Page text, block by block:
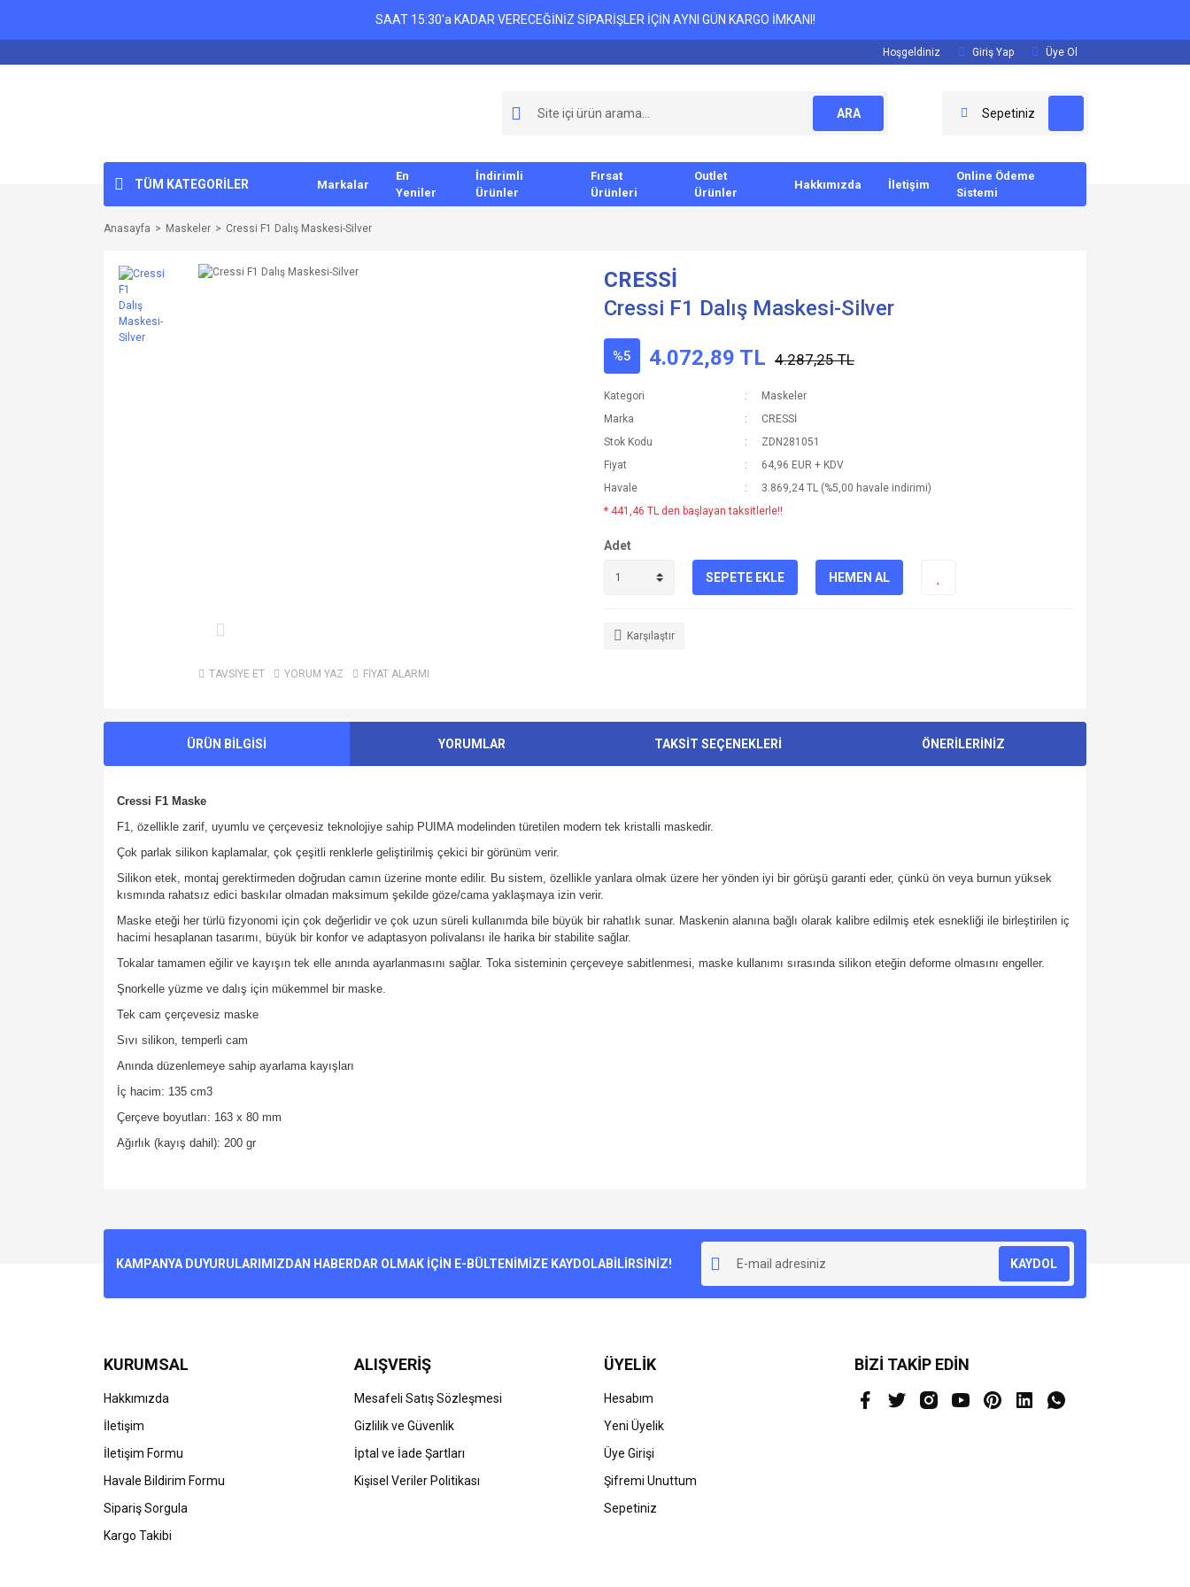
SAAT 15:30'a KADAR VERECEĞİNİZ SİPARİŞLER İÇİN AYNI GÜN KARGO İMKANI!
Hoşgeldiniz Giriş Yap Üye Ol
ARA Sepetiniz
TÜM KATEGORİLER Markalar
En
Yeniler
İndirimli
Ürünler
Fırsat
Ürünleri
Outlet
Ürünler
Hakkımızda İletişim
Online Ödeme
Sistemi
Anasayfa Maskeler Cressi F1 Dalış Maskesi-Silver
TAVSİYE ET YORUM YAZ FİYAT ALARMI
CRESSİ
Cressi F1 Dalış Maskesi-Silver
%5 4.072,89 TL 4.287,25 TL
Kategori
Maskeler
Marka
CRESSİ
Stok Kodu
ZDN281051
Fiyat
64,96 EUR + KDV
Havale
3.869,24 TL (%5,00 havale indirimi)
* 441,46 TL den başlayan taksitlerle!!
Adet
SEPETE EKLE HEMEN AL
Karşılaştır
ÜRÜN BİLGİSİ YORUMLAR TAKSİT SEÇENEKLERİ ÖNERİLERİNİZ
Cressi F1 Maske
F1, özellikle zarif, uyumlu ve çerçevesiz teknolojiye sahip PUIMA modelinden türetilen modern tek kristalli maskedir.
Çok parlak silikon kaplamalar, çok çeşitli renklerle geliştirilmiş çekici bir görünüm verir.
Silikon etek, montaj gerektirmeden doğrudan camın üzerine monte edilir. Bu sistem, özellikle yanlara olmak üzere her yönden iyi bir görüşü garanti eder, çünkü ön veya burnun yüksek
kısmında rahatsız edici baskılar olmadan maksimum şekilde göze/cama yaklaşmaya izin verir.
Maske eteği her türlü fizyonomi için çok değerlidir ve çok uzun süreli kullanımda bile büyük bir rahatlık sunar. Maskenin alanına bağlı olarak kalibre edilmiş etek esnekliği ile birleştirilen iç
hacimi hesaplanan tasarımı, büyük bir konfor ve adaptasyon polivalansı ile harika bir stabilite sağlar.
Tokalar tamamen eğilir ve kayışın tek elle anında ayarlanmasını sağlar. Toka sisteminin çerçeveye sabitlenmesi, maske kullanımı sırasında silikon eteğin deforme olmasını engeller.
Şnorkelle yüzme ve dalış için mükemmel bir maske.
Tek cam çerçevesiz maske
Sıvı silikon, temperli cam
Anında düzenlemeye sahip ayarlama kayışları
İç hacim: 135 cm3
Çerçeve boyutları: 163 x 80 mm
Ağırlık (kayış dahil): 200 gr
Ürün resmi kalitesiz, bozuk veya görüntülenemiyor.
Bu ürüne benzer farklı alternatifler olmalı.
Gönder
KAMPANYA DUYURULARIMIZDAN HABERDAR OLMAK İÇİN E-BÜLTENİMİZE KAYDOLABİLİRSİNİZ! KAYDOL
KURUMSAL
Hakkımızda
İletişim
İletişim Formu
Havale Bildirim Formu
Sipariş Sorgula
Kargo Takibi
ALIŞVERİŞ
Mesafeli Satış Sözleşmesi
Gizlilik ve Güvenlik
İptal ve İade Şartları
Kişisel Veriler Politikası
ÜYELİK
Hesabım
Yeni Üyelik
Üye Girişi
Şifremi Unuttum
Sepetiniz
BİZİ TAKİP EDİN